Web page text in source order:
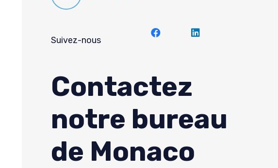
Suivez-nous
Contactez
notre bureau
de Monaco